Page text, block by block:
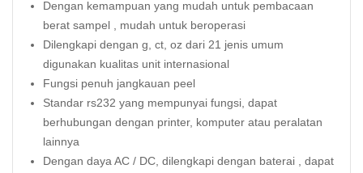
Dengan kemampuan yang mudah untuk pembacaan
berat sampel , mudah untuk beroperasi
Dilengkapi dengan g, ct, oz dari 21 jenis umum
digunakan kualitas unit internasional
Fungsi penuh jangkauan peel
Standar rs232 yang mempunyai fungsi, dapat
berhubungan dengan printer, komputer atau peralatan
lainnya
Dengan daya AC / DC, dilengkapi dengan baterai , dapat